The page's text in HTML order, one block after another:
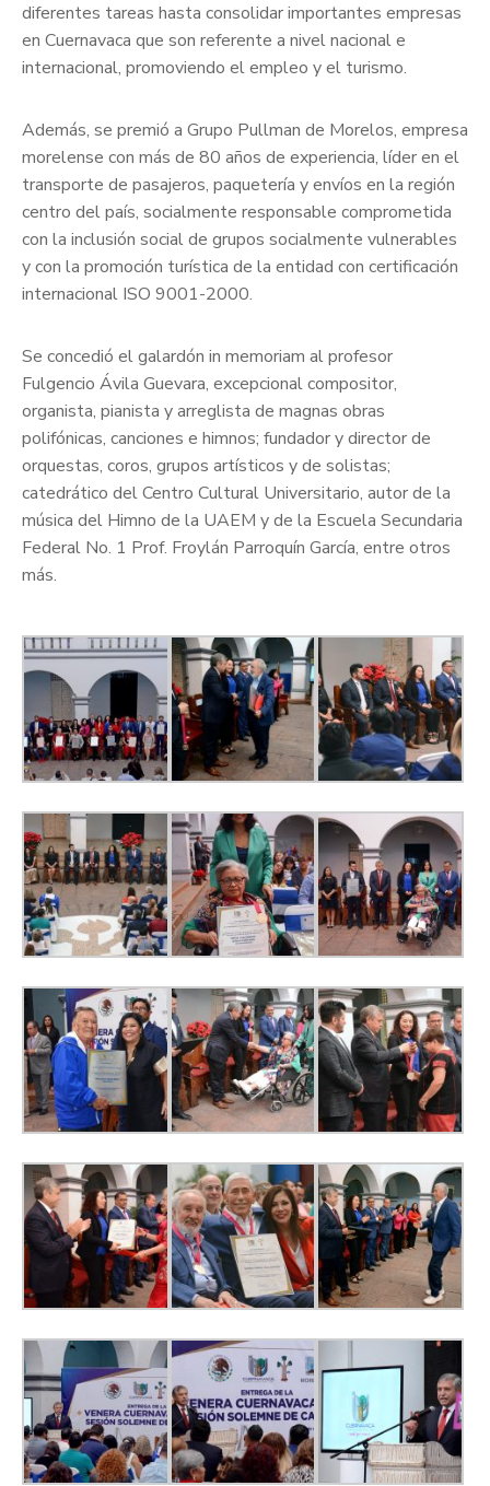
diferentes tareas hasta consolidar importantes empresas
en Cuernavaca que son referente a nivel nacional e
internacional, promoviendo el empleo y el turismo.
Además, se premió a Grupo Pullman de Morelos, empresa
morelense con más de 80 años de experiencia, líder en el
transporte de pasajeros, paquetería y envíos en la región
centro del país, socialmente responsable comprometida
con la inclusión social de grupos socialmente vulnerables
y con la promoción turística de la entidad con certificación
internacional ISO 9001-2000.
Se concedió el galardón in memoriam al profesor
Fulgencio Ávila Guevara, excepcional compositor,
organista, pianista y arreglista de magnas obras
polifónicas, canciones e himnos; fundador y director de
orquestas, coros, grupos artísticos y de solistas;
catedrático del Centro Cultural Universitario, autor de la
música del Himno de la UAEM y de la Escuela Secundaria
Federal No. 1 Prof. Froylán Parroquín García, entre otros
más.